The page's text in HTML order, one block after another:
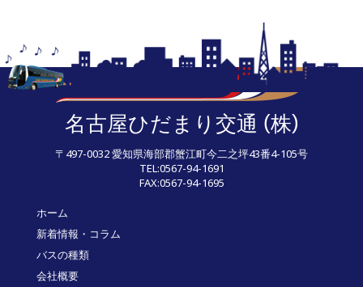
名古屋ひだまり交通 (株)
〒497-0032 愛知県海部郡蟹江町今二之坪43番4-105号
TEL:0567-94-1691
FAX:0567-94-1695
ホーム
新着情報・コラム
バスの種類
会社概要